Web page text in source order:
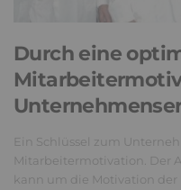
Durch eine
Ein Schlüssel zum
Mitarbeitermotivation. Der
kann um die Motivation der